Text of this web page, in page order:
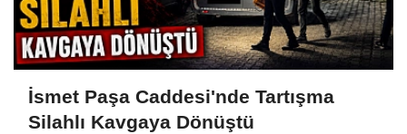
İsmet Paşa Caddesi'nde Tartışma
Silahlı Kavgaya Dönüştü